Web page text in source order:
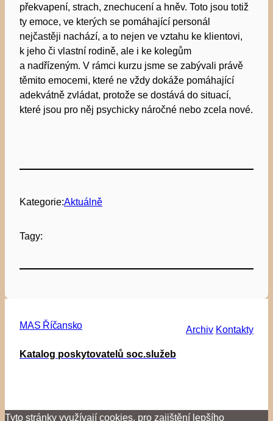
překvapení, strach, znechucení a hněv. Toto jsou totiž
ty emoce, ve kterých se pomáhající personál
nejčastěji nachází, a to nejen ve vztahu ke klientovi,
k jeho či vlastní rodině, ale i ke kolegům
a nadřízeným. V rámci kurzu jsme se zabývali právě
těmito emocemi, které ne vždy dokáže pomáhající
adekvátně zvládat, protože se dostává do situací,
které jsou pro něj psychicky náročné nebo zcela nové.
Kategorie:Aktuálně
Tagy:
MAS Říčansko Archiv Kontakty
Katalog poskytovatelů soc.služeb
Tyto stránky využívají cookies, pro zajištění lepšího